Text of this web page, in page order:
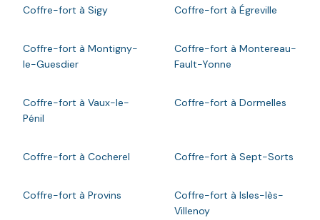
Coffre-fort à Sigy Coffre-fort à Égreville
Coffre-fort à Montigny-
le-Guesdier
Coffre-fort à Montereau-
Fault-Yonne
Coffre-fort à Vaux-le-
Pénil
Coffre-fort à Dormelles
Coffre-fort à Cocherel Coffre-fort à Sept-Sorts
Coffre-fort à Provins
Coffre-fort à Isles-lès-
Villenoy